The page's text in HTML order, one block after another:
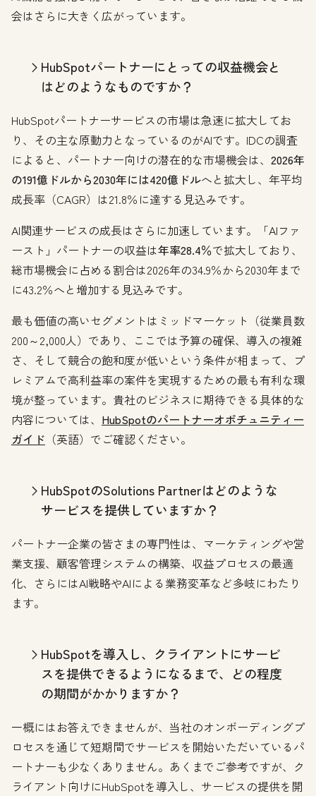
会はさらに大きく広がっています。
HubSpotパートナーにとっての収益機会と
はどのようなものですか？
HubSpotパートナーサービスの市場は急速に拡大してお
り、その主な原動力となっているのがAIです。IDCの調査
によると、パートナー向けの潜在的な市場機会は、 2026年
の191億ドルから2030年には420億ドルへと拡大し、年平均
成長率（CAGR）は21.8％に達する見込みです。
AI関連サービスの成長はさらに加速しています。「AIファ
ースト」パートナーの収益は年率28.4％で拡大しており、
総市場機会に占める割合は2026年の34.9％から2030年まで
に43.2％へと増加する見込みです。
最も価値の高いセグメントはミッドマーケット（従業員数
200～2,000人）であり、ここでは予算の確保、導入の複雑
さ、そして競合の飽和度が低いという条件が相まって、プ
レミアムで高利益率の案件を実現するための最も有利な環
境が整っています。貴社のビジネスに期待できる具体的な
内容については、 HubSpotのパートナーオポチュニティー
ガイド （英語）でご確認ください。
HubSpotのSolutions Partnerはどのような
サービスを提供していますか？
パートナー企業の皆さまの専門性は、マーケティングや営
業支援、顧客管理システムの構築、収益プロセスの最適
化、さらにはAI戦略やAIによる業務変革など多岐にわたり
ます。
HubSpotを導入し、クライアントにサービ
スを提供できるようになるまで、どの程度
の期間がかかりますか？
一概にはお答えできませんが、当社のオンボーディングプ
ロセスを通じて短期間でサービスを開始いただいているパ
ートナーも少なくありません。あくまでご参考ですが、ク
ライアント向けにHubSpotを導入し、サービスの提供を開